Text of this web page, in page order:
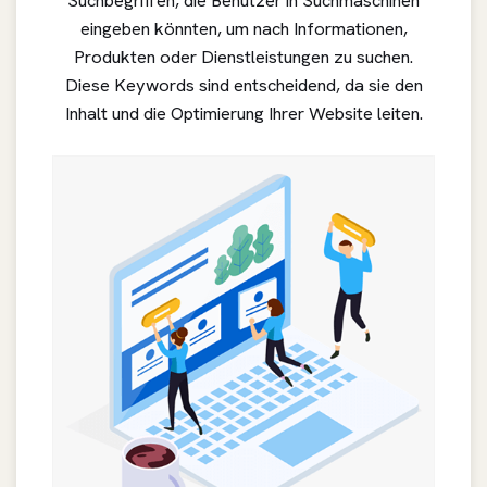
eingeben könnten, um nach Informationen,
Produkten oder Dienstleistungen zu suchen.
Diese Keywords sind entscheidend, da sie den
Inhalt und die Optimierung Ihrer Website leiten.